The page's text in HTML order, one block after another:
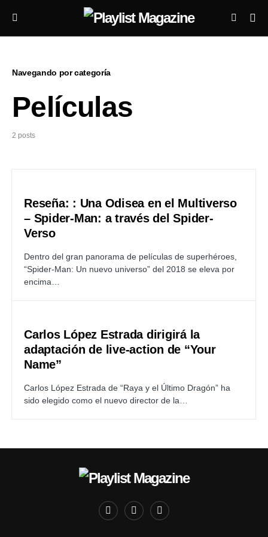
Navegando por categoría
Películas
2 posts
Reseña: : Una Odisea en el Multiverso
– Spider-Man: a través del Spider-
Verso
Dentro del gran panorama de películas de superhéroes,
“Spider-Man: Un nuevo universo” del 2018 se eleva por
encima…
Carlos López Estrada dirigirá la
adaptación de live-action de “Your
Name”
Carlos López Estrada de “Raya y el Último Dragón” ha
sido elegido como el nuevo director de la…